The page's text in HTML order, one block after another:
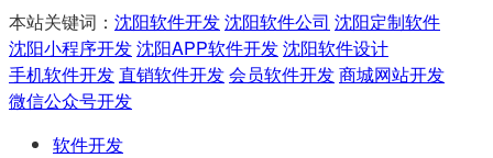
本站关键词： 沈阳软件开发沈阳软件公司 沈阳定制软件
沈阳小程序开发沈阳APP软件开发沈阳软件设计
手机软件开发直销软件开发会员软件开发商城网站开发
微信公众号开发
软件开发